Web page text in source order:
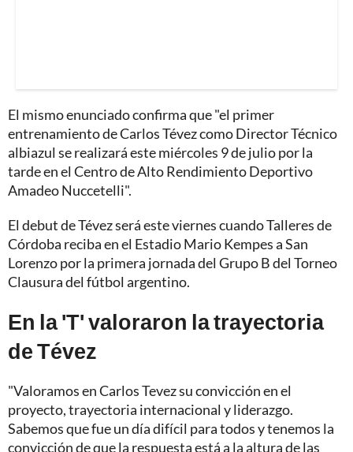
El mismo enunciado confirma que "el primer
entrenamiento de Carlos Tévez como Director Técnico
albiazul se realizará este miércoles 9 de julio por la
tarde en el Centro de Alto Rendimiento Deportivo
Amadeo Nuccetelli".
El debut de Tévez será este viernes cuando Talleres de
Córdoba reciba en el Estadio Mario Kempes a San
Lorenzo por la primera jornada del Grupo B del Torneo
Clausura del fútbol argentino.
En la 'T' valoraron la trayectoria
de Tévez
"Valoramos en Carlos Tevez su convicción en el
proyecto, trayectoria internacional y liderazgo.
Sabemos que fue un día difícil para todos y tenemos la
convicción de que la respuesta está a la altura de las